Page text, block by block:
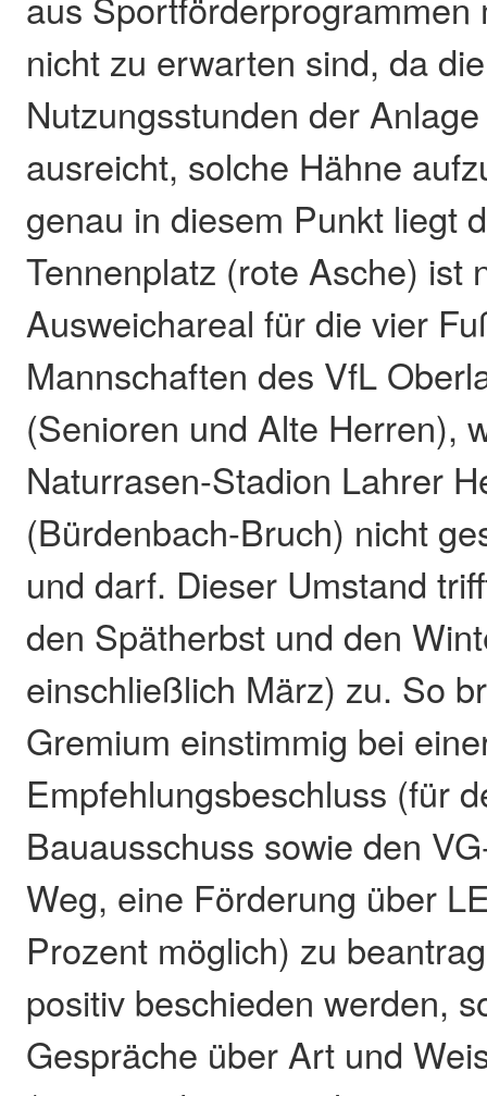
nicht zu erwarten sind, da
Nutzungsstunden der
ausreicht, solche Hähne
genau in diesem Punkt liegt
Tennenplatz (rote Asche) ist
Ausweichareal für die vier
Mannschaften des VfL
(Senioren und Alte Herren),
Naturrasen-Stadion Lahrer
(Bürdenbach-Bruch) nicht
und darf. Dieser Umstand
den Spätherbst und den
einschließlich März) zu. So
Gremium einstimmig bei
Empfehlungsbeschluss (für
Bauausschuss sowie den
Weg, eine Förderung über
Prozent möglich) zu
positiv beschieden werden,
Gespräche über Art und